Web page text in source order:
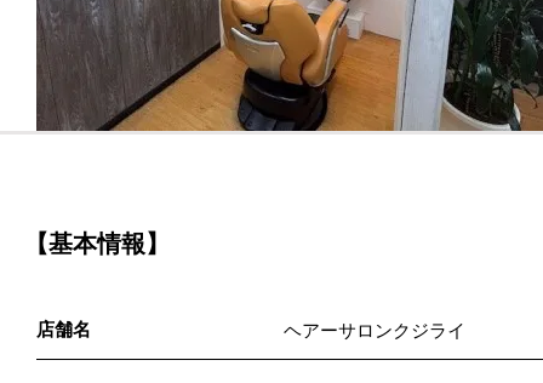
【基本情報】
店舗名 ヘアーサロンクジライ